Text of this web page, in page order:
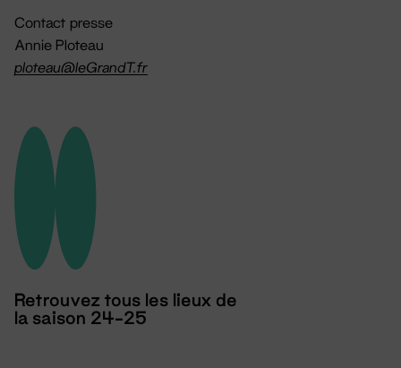
Contact presse
Annie Ploteau
ploteau@leGrandT.fr
Retrouvez tous les lieux de
la saison 24-25